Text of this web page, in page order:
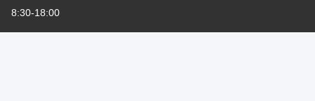
8:30-18:00